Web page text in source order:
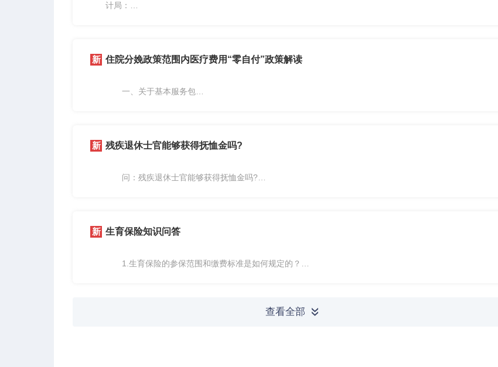
计局：
住院分娩政策范围内医疗费用“零自付”政策解读
一、关于基本服务包
难产分娩的，在自然分娩...
残疾退休士官能够获得抚恤金吗?
问：残疾退休士官能够获得抚恤金吗?
生育保险知识问答
1.生育保险的参保范围和缴费标准是如何规定的？
查看全部 »